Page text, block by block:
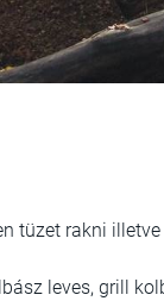
tüzet rakni
leves, grill